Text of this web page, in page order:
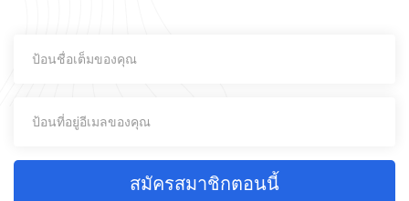
สมัครสมาชิกตอนนี้